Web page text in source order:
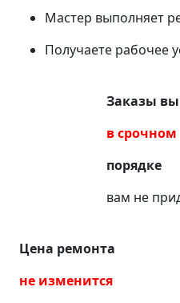
Мастер выполняет
Получаете рабочее
Заказы
в срочном
порядке
вам не
Цена ремонта
не изменится